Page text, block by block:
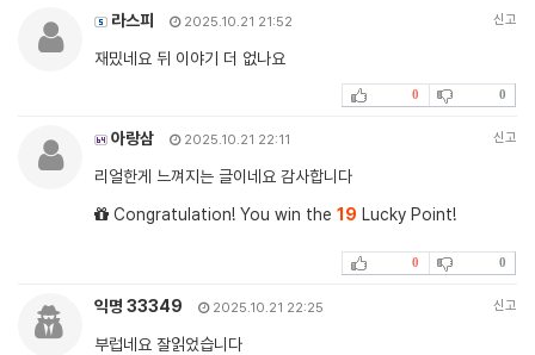
라스피 2025.10.21 21:52 신고
재밌네요 뒤 이야기 더 없나요
0 0
아랑삼 2025.10.21 22:11 신고
리얼한게 느껴지는 글이네요 감사합니다
Congratulation! You win the 19 Lucky Point!
0 0
익명 33349 2025.10.21 22:25 신고
부럽네요 잘읽었습니다